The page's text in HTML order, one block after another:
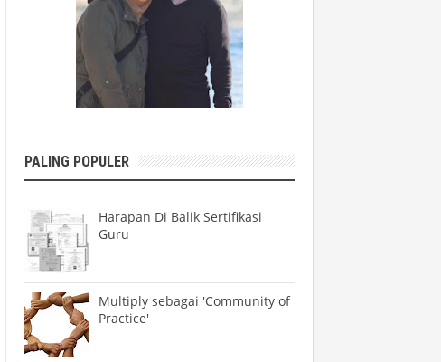
PALING POPULER
Harapan Di Balik Sertifikasi
Guru
Multiply sebagai 'Community of
Practice'